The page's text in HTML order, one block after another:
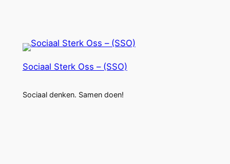
Sociaal Sterk Oss – (SSO)
Sociaal denken. Samen doen!